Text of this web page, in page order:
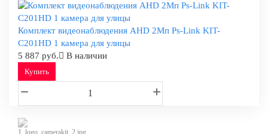
Комплект видеонаблюдения AHD 2Мп Ps-Link KIT-
C201HD 1 камера для улицы
5 887 руб.
В наличии
Купить